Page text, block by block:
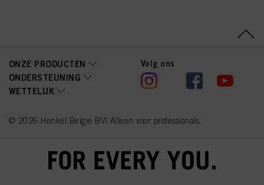
ONZE PRODUCTEN
ONDERSTEUNING
WETTELIJK
Volg ons
© 2026 Henkel Belgie BV| Alleen voor professionals.